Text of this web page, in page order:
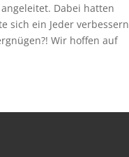
Dabei hatten
sich ein Jeder verbessern
Wir hoffen auf